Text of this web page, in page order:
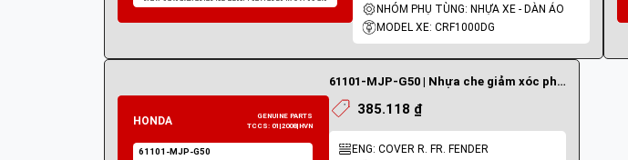
GENUINE PARTS
TCCS: 01|2008|HVN
NHÓM PHỤ TÙNG: NHỰA XE - DÀN ÁO
MODEL XE: CRF1000DG
61101-MJP-G50 | Nhựa che giảm xóc phải
385.118 ₫
ENG: COVER R. FR. FENDER